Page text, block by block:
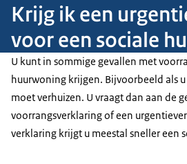
Krijg ik een
voor een sociale
U kunt in sommige gevallen met
huurwoning krijgen. Bijvoorbeeld als
moet verhuizen. U vraagt dan aan de
voorrangsverklaring of een
verklaring krijgt u meestal sneller een